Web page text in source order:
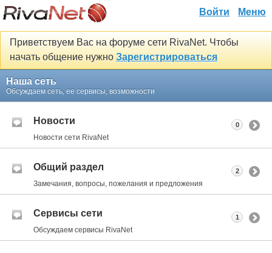
Войти Меню
Приветствуем Вас на форуме сети RivaNet. Чтобы
начать общение нужно Зарегистрироваться
Наша сеть
Обсуждаем сеть, ее сервисы, возможности
Новости
Новости сети RivaNet
0
Общий раздел
Замечания, вопросы, пожелания и предложения
2
Сервисы сети
Обсуждаем сервисы RivaNet
1